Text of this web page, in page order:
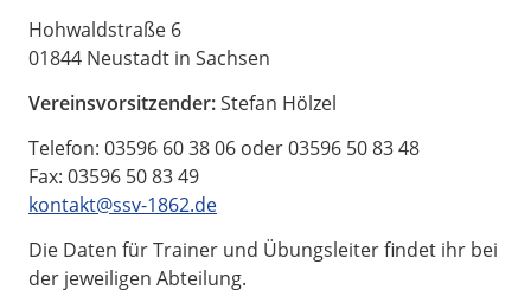
Hohwaldstraße 6
01844 Neustadt in Sachsen
Vereinsvorsitzender:Stefan Hölzel
Telefon: 03596 60 38 06 oder 03596 50 83 48
Fax: 03596 50 83 49
kontakt@ssv-1862.de
Die Daten für Trainer und Übungsleiter findet ihr bei
der jeweiligen Abteilung.